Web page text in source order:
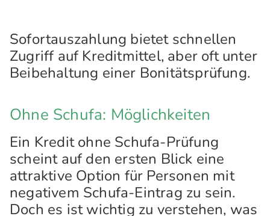
Sofortauszahlung bietet schnellen
Zugriff auf Kreditmittel, aber oft unter
Beibehaltung einer Bonitätsprüfung.
Ohne Schufa: Möglichkeiten
Ein Kredit ohne Schufa-Prüfung
scheint auf den ersten Blick eine
attraktive Option für Personen mit
negativem Schufa-Eintrag zu sein.
Doch es ist wichtig zu verstehen, was